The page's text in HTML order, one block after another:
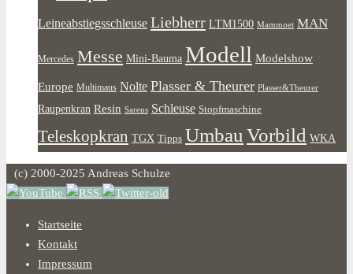
Leineabstiegsschleuse Liebherr LTM1500 Mammoet MAN
Mercedes Messe Mini-Bauma Modell Modelshow
Europe Multimaus Nolte Plasser & Theurer Plasser&Theurer
Raupenkran Resin Sarens Schleuse Stopfmaschine
Teleskopkran TGX Tipps Umbau Vorbild WKA
(c) 2000-2025 Andreas Schulze
Startseite
Kontakt
Impressum